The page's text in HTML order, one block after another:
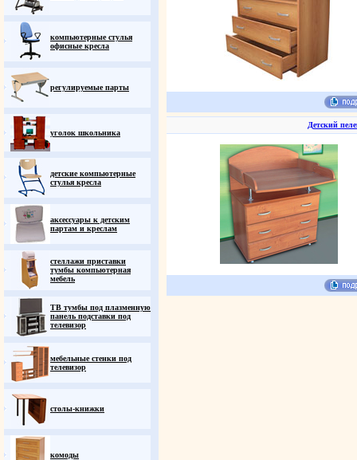
компьютерные стулья
офисные кресла
регулируемые парты
уголок школьника
детские компьютерные
стулья кресла
аксессуары к детским
партам и креслам
стеллажи приставки
тумбы компьютерная
мебель
ТВ тумбы под плазменную
панель подставки под
телевизор
мебельные стенки под
телевизор
столы-книжки
комоды
Детский